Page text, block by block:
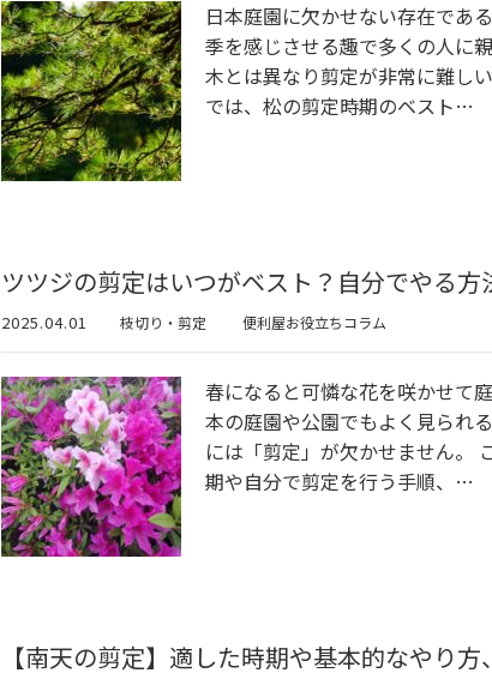
日本庭園に欠かせない存在であ
季を感じさせる趣で多くの人に
木とは異なり剪定が非常に難し
では、松の剪定時期のベスト…
ツツジの剪定はいつがベスト？自分でやる
2025.04.01 枝切り・剪定 便利屋お役立ちコラム
春になると可憐な花を咲かせて
本の庭園や公園でもよく見られ
には「剪定」が欠かせません。
期や自分で剪定を行う手順、…
【南天の剪定】適した時期や基本的なやり